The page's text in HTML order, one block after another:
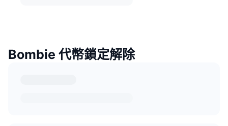
Bombie 代幣鎖定解除